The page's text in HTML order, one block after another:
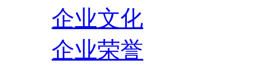
企业文化
企业荣誉